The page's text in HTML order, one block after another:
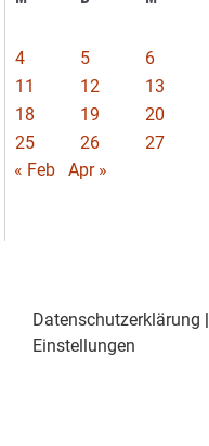
4
5 6
11
12 13
18
19 20
25
26 27
« Feb
Apr »
Datenschutzerklärung |
Einstellungen